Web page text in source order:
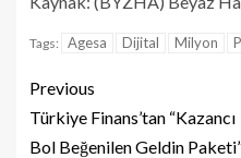
Tags: Agesa Dijital Milyon
Previous
Türkiye Finans’tan “Kazancı
Bol Beğenilen Geldin